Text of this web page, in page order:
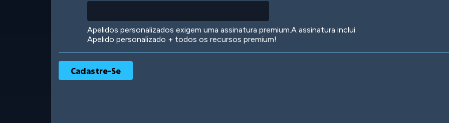
Apelidos personalizados exigem uma assinatura premium.A assinatura inclui
Apelido personalizado + todos os recursos premium!